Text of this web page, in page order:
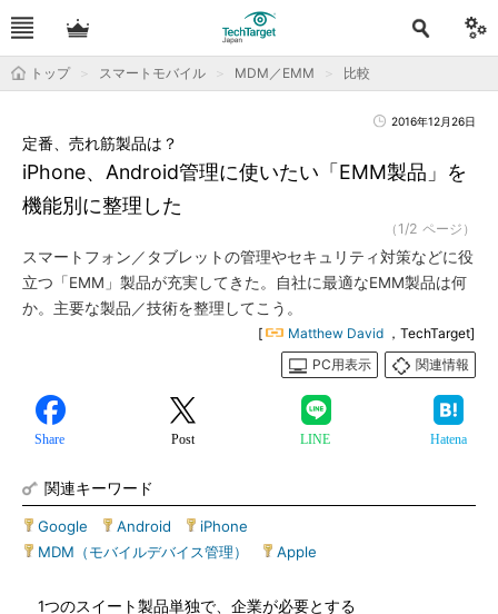
トップ スマートモバイル MDM／EMM 比較
2016年12月26日
iPhone、Android管理に使いたい「EMM製品」を
機能別に整理した
定番、売れ筋製品は？
（1/2 ページ）
スマートフォン／タブレットの管理やセキュリティ対策などに役
立つ「EMM」製品が充実してきた。自社に最適なEMM製品は何
か。主要な製品／技術を整理してこう。
[ Matthew David ，TechTarget]
PC用表示
関連情報
Share Post LINE Hatena
関連キーワード
Google Android iPhone
MDM（モバイルデバイス管理）
Apple
1つのスイート製品単独で、企業が必要とする